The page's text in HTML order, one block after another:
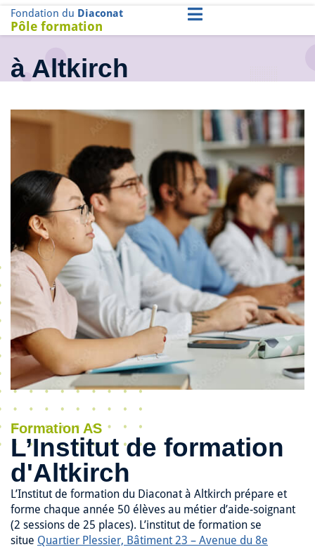
Fondation du Diaconat
Pôle formation
à Altkirch
Formation AS
L’Institut de formation
d'Altkirch
L’Institut de formation du Diaconat à Altkirch prépare et
forme chaque année 50 élèves au métier d’aide-soignant
(2 sessions de 25 places). L’institut de formation se
situe Quartier Plessier, Bâtiment 23 – Avenue du 8e